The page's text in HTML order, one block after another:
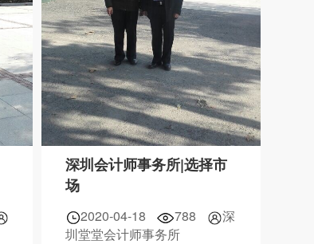
深圳会计师事务所|选择市
场
2020-04-18 788
深
圳堂堂会计师事务所